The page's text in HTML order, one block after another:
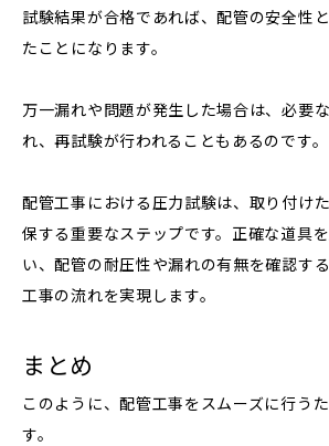
試験結果が合格であれば、配管の安全性
たことになります。
万一漏れや問題が発生した場合は、必要
れ、再試験が行われることもあるのです。
配管工事における圧力試験は、取り付け
保する重要なステップです。正確な道具
い、配管の耐圧性や漏れの有無を確認す
工事の流れを実現します。
まとめ
このように、配管工事をスムーズに行う
す。